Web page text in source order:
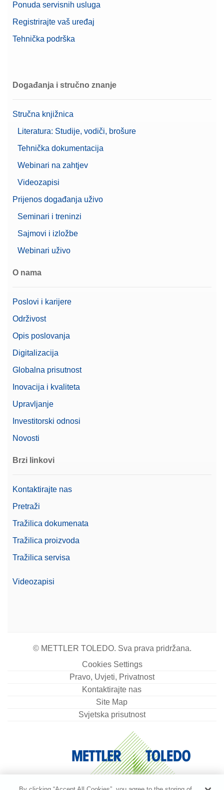
Ponuda servisnih usluga
Registrirajte vaš uređaj
Tehnička podrška
Događanja i stručno znanje
Stručna knjižnica
Literatura: Studije, vodiči, brošure
Tehnička dokumentacija
Webinari na zahtjev
Videozapisi
Prijenos događanja uživo
Seminari i treninzi
Sajmovi i izložbe
Webinari uživo
O nama
Poslovi i karijere
Održivost
Opis poslovanja
Digitalizacija
Globalna prisutnost
Inovacija i kvaliteta
Upravljanje
Investitorski odnosi
Novosti
Brzi linkovi
Kontaktirajte nas
Pretraži
Tražilica dokumenata
Tražilica proizvoda
Tražilica servisa
Videozapisi
© METTLER TOLEDO. Sva prava pridržana.
Cookies Settings
Pravo, Uvjeti, Privatnost
Kontaktirajte nas
Site Map
Svjetska prisutnost